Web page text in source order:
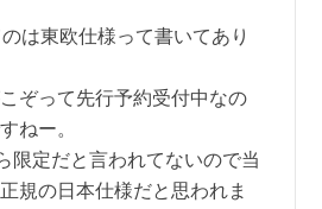
は東欧仕様って書いてあり
ぞって先行予約受付中なの
ねー。
限定だと言われてないので当
規の日本仕様だと思われま